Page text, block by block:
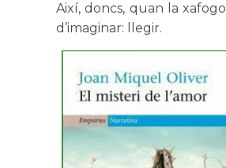
Així, doncs, quan la
d’imaginar: llegir.